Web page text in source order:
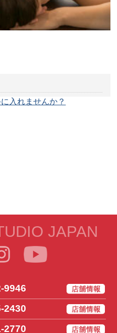
入れませんか？
JAPAN
9946
2430
2770